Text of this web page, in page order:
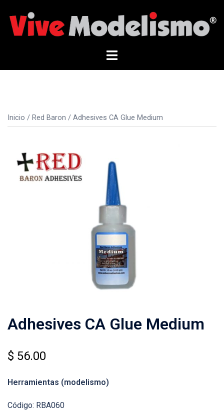
contenido
Alternar
Inicio / Red Baron / Adhesives CA Glue Medium
Adhesives CA Glue Medium
$ 56.00
Herramientas (modelismo)
Código: RBA060